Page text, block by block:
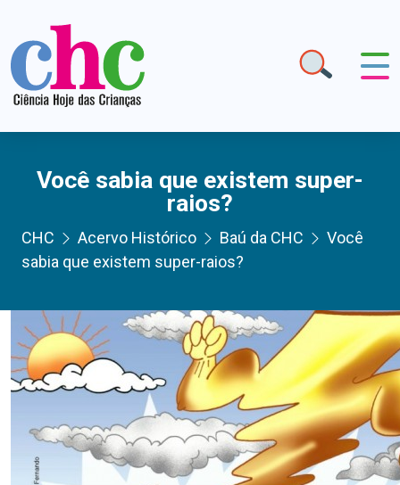
Você sabia que existem super-
raios?
CHC Acervo Histórico Baú da CHC
Você
sabia que existem super-raios?